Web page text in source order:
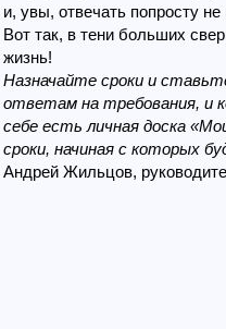
и, увы, отвечать попросту не
Вот так, в тени больших
жизнь!
Назначайте сроки и
ответам на требования, и
себе есть личная доска
сроки, начиная с которых
Андрей Жильцов,